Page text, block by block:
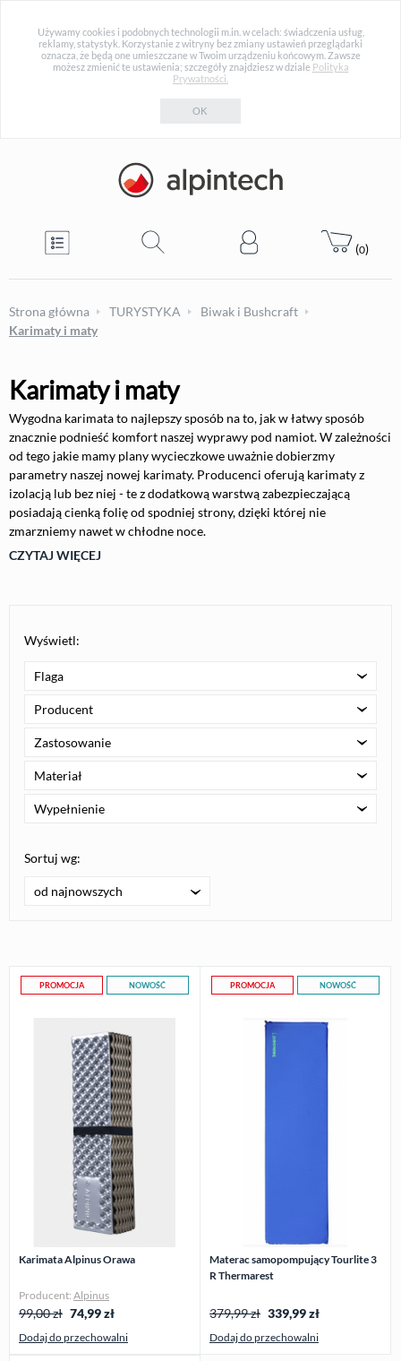
Używamy cookies i podobnych technologii m.in. w celach: świadczenia usług,
reklamy, statystyk. Korzystanie z witryny bez zmiany ustawień przeglądarki
oznacza, że będą one umieszczane w Twoim urządzeniu końcowym. Zawsze
możesz zmienić te ustawienia; szczegóły znajdziesz w dziale Polityka
Prywatności.
OK
(0)
Strona główna TURYSTYKA
Biwak i Bushcraft
Karimaty i maty
Karimaty i maty
Wygodna karimata to najlepszy sposób na to, jak w łatwy sposób
znacznie podnieść komfort naszej wyprawy pod namiot. W zależności
od tego jakie mamy plany wycieczkowe uważnie dobierzmy
parametry naszej nowej karimaty. Producenci oferują karimaty z
izolacją lub bez niej - te z dodatkową warstwą zabezpieczającą
posiadają cienką folię od spodniej strony, dzięki której nie
zmarzniemy nawet w chłodne noce.
CZYTAJ WIĘCEJ
Wyświetl:
Flaga
Producent
Zastosowanie
Materiał
Wypełnienie
Sortuj wg:
od najnowszych
PROMOCJA NOWOŚĆ
Karimata Alpinus Orawa
Producent: Alpinus
99,00 zł 74,99zł
Dodaj do przechowalni
PROMOCJA NOWOŚĆ
Materac samopompujący Tourlite 3
R Thermarest
379,99 zł 339,99zł
Dodaj do przechowalni